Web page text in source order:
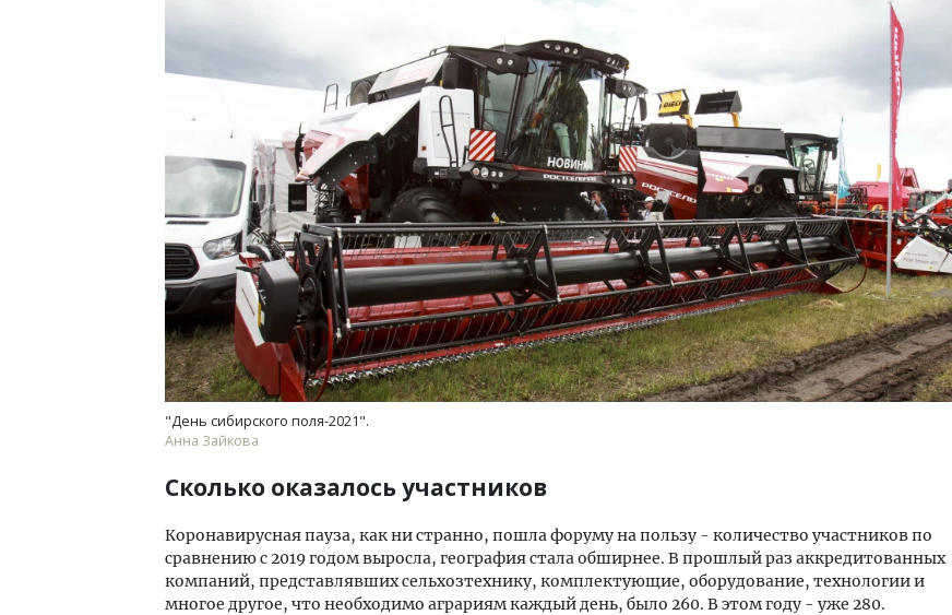
"День сибирского поля-2021".
Анна Зайкова
Сколько оказалось участников
Коронавирусная пауза, как ни странно, пошла форуму на пользу - количество участников по
сравнению с 2019 годом выросла, география стала обширнее. В прошлый раз аккредитованных
компаний, представлявших сельхозтехнику, комплектующие, оборудование, технологии и
многое другое, что необходимо аграриям каждый день, было 260. В этом году - уже 280.